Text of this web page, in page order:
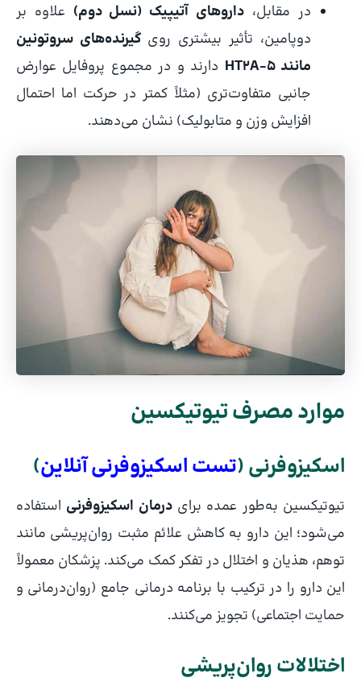
در مقابل، داروهای آتیپیک (نسل دوم) علاوه بر
دوپامین، تأثیر بیشتری رویگیرنده‌های سروتونین
مانند 5-HT2A
دارند و در مجموع پروفایل عوارض
جانبی متفاوت‌تری (مثلاً کمتر در حرکت اما احتمال
افزایش وزن و متابولیک) نشان می‌دهند.
موارد مصرف تیوتیکسین
اسکیزوفرنی (تست اسکیزوفرنی آنلاین)
تیوتیکسین به‌طور عمده برایدرمان اسکیزوفرنی استفاده
می‌شود؛ این دارو به کاهش علائم مثبت روان‌پریشی مانند
توهم، هذیان و اختلال در تفکر کمک می‌کند. پزشکان معمولاً
این دارو را در ترکیب با برنامه درمانی جامع (روان‌درمانی و
حمایت اجتماعی) تجویز می‌کنند.
اختلالات روان‌پریشی